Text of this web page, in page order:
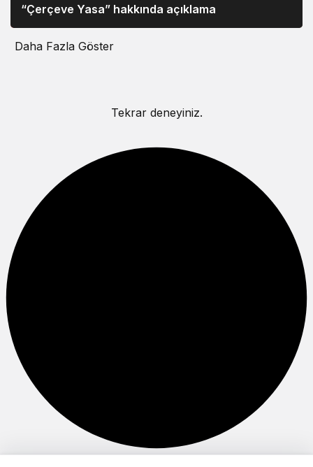
“Çerçeve Yasa” hakkında açıklama
Daha Fazla Göster
Tekrar deneyiniz.